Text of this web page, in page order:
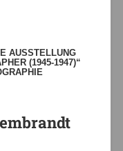
AUSSTELLUNG
(1945-1947)“